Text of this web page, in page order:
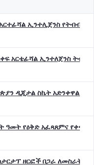
ኢንተሊጀንስ የትብብር
አርቴፊሻል ኢንተለጀንስ
ዲጂታል ስኬት አድንቀዋል
ዓመት የዕቅድ አፈጻጸምና
ዘርፎች በጋራ ለመስራት